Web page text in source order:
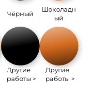
Чёрный
Другие
работы >
Шоколадн
ый
Другие
работы >